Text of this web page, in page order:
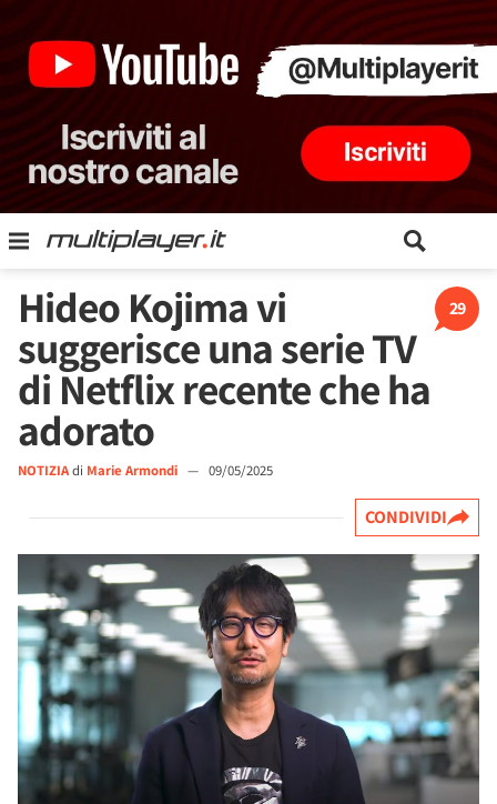
29
Hideo Kojima vi
suggerisce una serie TV
di Netflix recente che ha
adorato
NOTIZIAdi Marie Armondi — 09/05/2025
CONDIVIDI